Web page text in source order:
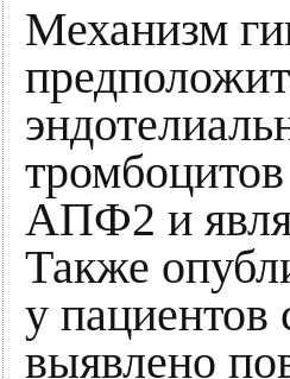
Механизм
АПФ2 и
Также
у
выявлено